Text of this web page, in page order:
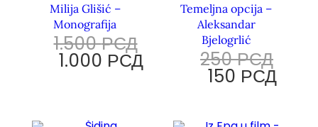
Milija Glišić –
Monografija
1.500РСД
1.000 РСД
Temeljna opcija –
Aleksandar
Bjelogrlić
250РСД
150 РСД